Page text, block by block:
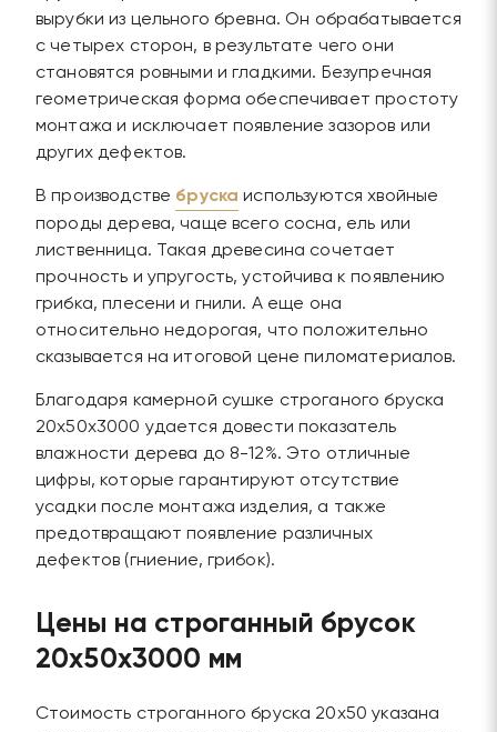
вырубки из цельного бревна. Он обрабатывается
с четырех сторон, в результате чего они
становятся ровными и гладкими. Безупречная
геометрическая форма обеспечивает простоту
монтажа и исключает появление зазоров или
других дефектов.
В производстве бруска используются хвойные
породы дерева, чаще всего сосна, ель или
лиственница. Такая древесина сочетает
прочность и упругость, устойчива к появлению
грибка, плесени и гнили. А еще она
относительно недорогая, что положительно
сказывается на итоговой цене пиломатериалов.
Благодаря камерной сушке строганого бруска
20х50х3000 удается довести показатель
влажности дерева до 8-12%. Это отличные
цифры, которые гарантируют отсутствие
усадки после монтажа изделия, а также
предотвращают появление различных
дефектов (гниение, грибок).
Цены на строганный брусок
20х50х3000 мм
Стоимость строганного бруска 20х50 указана